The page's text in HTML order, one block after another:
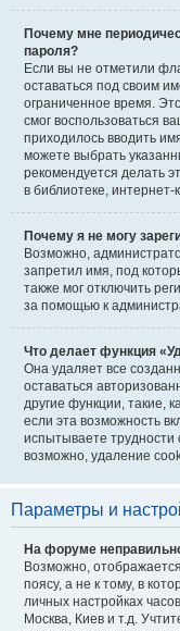
Почему мне
пароля?
Если вы не отметили
оставаться под своим
ограниченное время.
смог воспользоваться
приходилось вводить
можете выбрать
рекомендуется делать
в библиотеке,
Почему я не могу
Возможно,
запретил имя, под
также мог отключить
за помощью к
Что делает функция
Она удаляет все
оставаться
другие функции, такие,
если эта возможность
испытываете
возможно, удаление
Параметры и
На форуме
Возможно,
поясу, а не к тому, в
личных настройках
Москва, Киев и т.д.